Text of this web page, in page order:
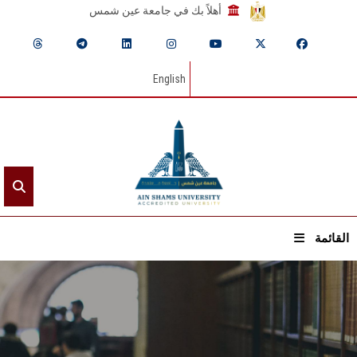
أهلاً بك في جامعة عين شمس
English
القائمة
الرئيسيـة
عن الجامعة